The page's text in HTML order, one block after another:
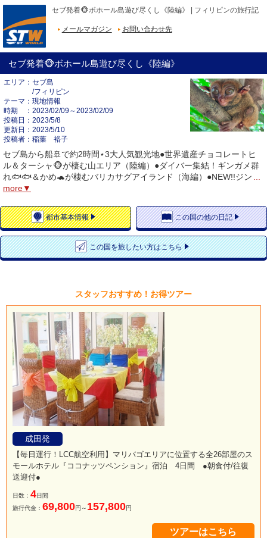
セブ発着🐵ボホール島遊び尽くし《陸編》 | フィリピンの旅行記
メールマガジン お問い合わせ先
セブ発着🐵ボホール島遊び尽くし《陸編》
エリア
セブ島
/フィリピン
テーマ
現地情報
時期
2023/02/09～2023/02/09
投稿日
2023/5/8
更新日
2023/5/10
投稿者
稲葉 裕子
セブ島から船🚢で約2時間⋆3大人気観光地●世界遺産チョコレートヒ
ル＆ターシャ🐵が棲む山エリア（陸編）●ダイバー集結！ギンガメ群
れ🐟🐟＆かめ🐢が棲むバリカサグアイランド（海編）●NEW!!ジン
more▼
都市基本情報 この国の他の日記
この国を旅したい方はこちら
スタッフおすすめ！お得ツアー
成田発
【毎日運行！LCC航空利用】マリバゴエリアに位置する全26部屋のス
モールホテル『ココナッツペンション』宿泊 4日間 ●朝食付/往復
送迎付●
日数： 4日間
旅行代金： 69,800円～ 157,800円
ツアーはこちら